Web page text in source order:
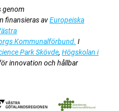
genom
finansieras avEuropeiska
Kommunalförbund. I
Park Skövde, Högskolan i
innovation och hållbar